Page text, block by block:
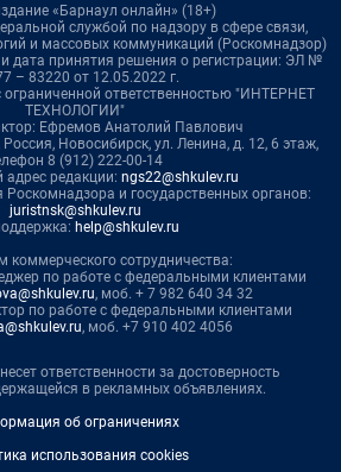
«Барнаул онлайн» (18+)
службой по надзору в сфере связи,
и массовых коммуникаций (Роскомнадзор)
дата принятия решения о регистрации: ЭЛ №
– 83220 от 12.05.2022 г.
ограниченной ответственностью "ИНТЕРНЕТ
ТЕХНОЛОГИИ"
Ефремов Анатолий Павлович
Новосибирск, ул. Ленина, д. 12, 6 этаж,
8 (912) 222-00-14
адрес редакции: ngs22@shkulev.ru
и государственных органов:
juristnsk@shkulev.ru
help@shkulev.ru
коммерческого сотрудничества:
по работе с федеральными клиентами
, моб. + 7 982 640 34 32
по работе с федеральными клиентами
, моб. +7 910 402 4056
ответственности за достоверность
в рекламных объявлениях.
об ограничениях
использования cookies